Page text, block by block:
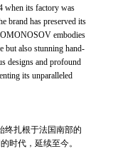
when its factory was
brand has preserved its
embodies
but also stunning hand-
designs and profound
its unparalleled
终扎根于法国南部的
时代，延续至今。